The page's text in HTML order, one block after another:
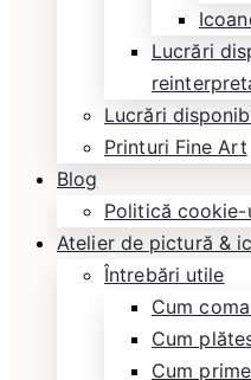
Lucrări
Lucrări
Printuri Fine Art
Blog
Politică cookie-
Atelier de pictură &
Întrebări utile
Cum
Cum
Cum